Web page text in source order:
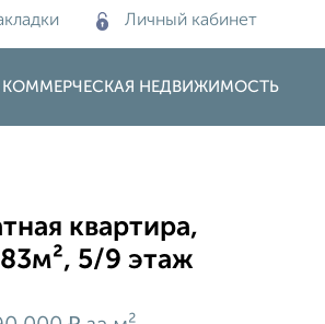
Личный кабинет
КОММЕРЧЕСКАЯ НЕДВИЖИМОСТЬ
квартира,
5/9 этаж